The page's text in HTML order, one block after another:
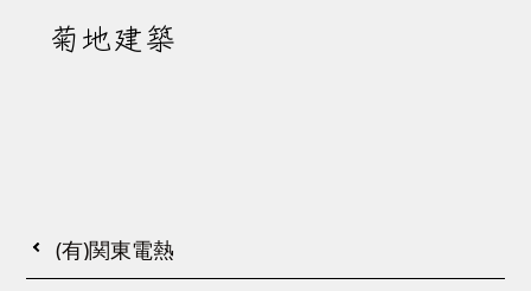
菊地建築
(有)関東電熱